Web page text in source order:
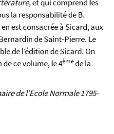
, et qui comprend les
la responsabilité de B.
est consacrée à Sicard, aux
de Saint-Pierre. Le
de l’édition de Sicard. On
ce volume, le 4èmede la
de l’Ecole Normale 1795-